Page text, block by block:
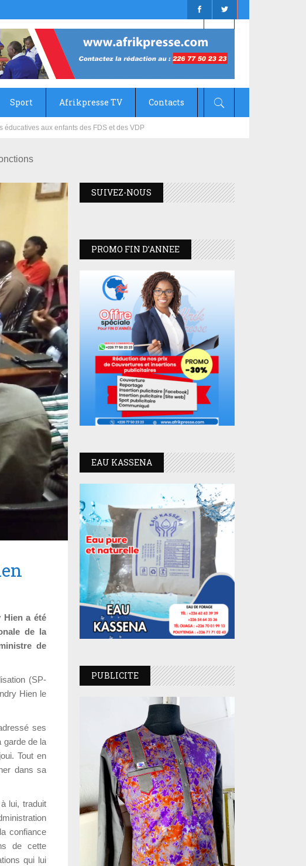
Sport Afrikpresse TV Contacts
Lamizana
Hien a été
de la
de
(SP-
Hien le
ses
garde de la
Tout en
dans sa
lui, traduit
confiance
de cette
qui lui
SUIVEZ-NOUS
PROMO FIN D’ANNEE
EAU KASSENA
PUBLICITE